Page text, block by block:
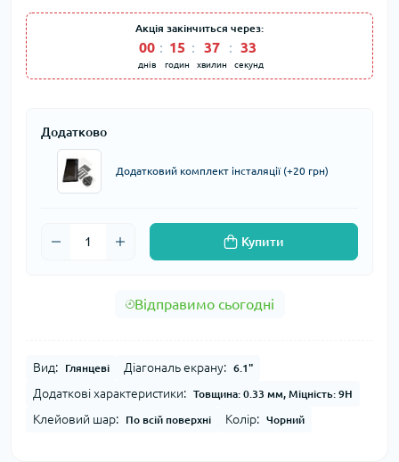
Акція закінчиться через:
00
днів
15
годин
37
хвилин
33
секунд
Додатково
Додатковий комплект інсталяції (+20 грн)
Купити
Відправимо сьогодні
Вид: Глянцеві Діагональ екрану: 6.1"
Додаткові характеристики: Товщина: 0.33 мм, Міцність: 9H
Клейовий шар: По всій поверхні Колір: Чорний